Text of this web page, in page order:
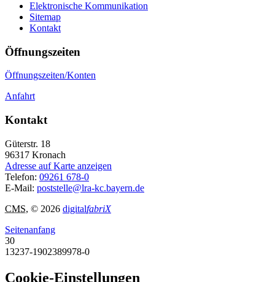
Elektronische Kommunikation
Sitemap
Kontakt
Öffnungszeiten
Öffnungszeiten/Konten
Anfahrt
Kontakt
Güterstr. 18
96317 Kronach
Adresse auf Karte anzeigen
Telefon: 09261 678-0
E-Mail: poststelle@lra-kc.bayern.de
CMS, © 2026 digitalfabriX
Seitenanfang
30
13237-1902389978-0
Cookie-Einstellungen